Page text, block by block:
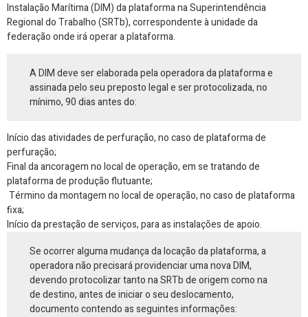
Instalação Marítima (DIM) da plataforma na Superintendência
Regional do Trabalho (SRTb), correspondente à unidade da
federação onde irá operar a plataforma.
A DIM deve ser elaborada pela operadora da plataforma e
assinada pelo seu preposto legal e ser protocolizada, no
mínimo, 90 dias antes do:
Início das atividades de perfuração, no caso de plataforma de
perfuração;
Final da ancoragem no local de operação, em se tratando de
plataforma de produção flutuante;
Término da montagem no local de operação, no caso de plataforma
fixa;
Início da prestação de serviços, para as instalações de apoio.
Se ocorrer alguma mudança da locação da plataforma, a
operadora não precisará providenciar uma nova DIM,
devendo protocolizar tanto na SRTb de origem como na
de destino, antes de iniciar o seu deslocamento,
documento contendo as seguintes informações: